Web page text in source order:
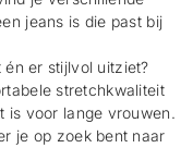
jeans is die past bij
er stijlvol uitziet?
stretchkwaliteit
is voor lange vrouwen.
je op zoek bent naar